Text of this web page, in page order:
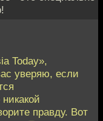
Today»,
уверяю, если
правду. Вот